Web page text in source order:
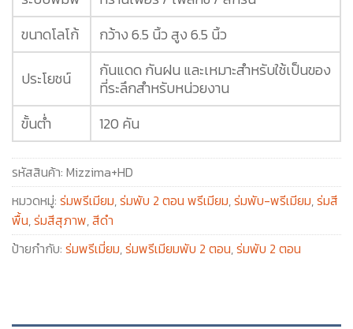
ขนาดโลโก้
กว้าง 6.5 นิ้ว สูง 6.5 นิ้ว
ประโยชน์
กันแดด กันฝน และเหมาะสำหรับใช้เป็นของ
ที่ระลึกสำหรับหน่วยงาน
ขั้นต่ำ
120 คัน
รหัสสินค้า: Mizzima+HD
หมวดหมู่: ร่มพรีเมียม,ร่มพับ 2 ตอน พรีเมียม,ร่มพับ-พรีเมียม,ร่มสี
พื้น,ร่มสีสุภาพ,สีดำ
ป้ายกำกับ: ร่มพรีเมี่ยม,ร่มพรีเมียมพับ 2 ตอน,ร่มพับ 2 ตอน